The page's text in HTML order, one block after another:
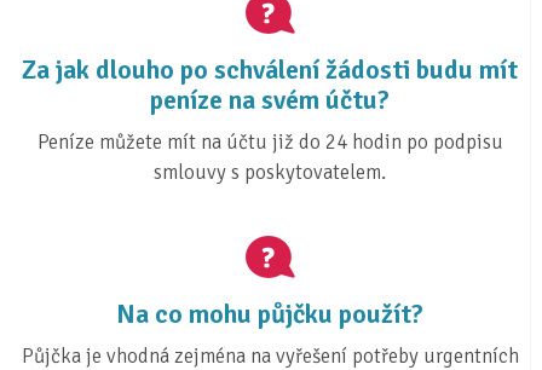
Za jak dlouho po schválení žádosti budu mít
peníze na svém účtu?
Peníze můžete mít na účtu již do 24 hodin po podpisu
smlouvy s poskytovatelem.
Na co mohu půjčku použít?
Půjčka je vhodná zejména na vyřešení potřeby urgentních